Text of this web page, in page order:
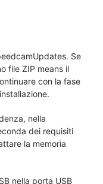
Se
file ZIP means il
con la fase
nella
dei requisiti
la memoria
nella porta USB